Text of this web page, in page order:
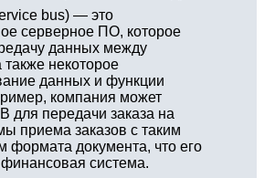
bus) — это
серверное ПО, которое
данных между
некоторое
данных и функции
компания может
для передачи заказа на
приема заказов с таким
формата документа, что его
система.